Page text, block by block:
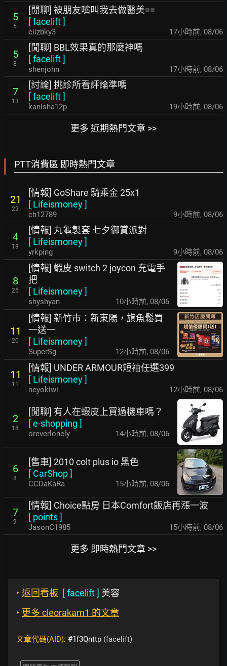
5
5
[閒聊] 被朋友嘴叫我去做醫美==
[facelift]
ciizbky3 17小時前, 08/06
5
8
[閒聊] BBL效果真的那麼神嗎
[facelift]
shenjohn 17小時前, 08/06
7
13
[討論] 挑診所看評論準嗎
[facelift]
kanisha12p 19小時前, 08/06
更多 近期熱門文章 >>
PTT消費區 即時熱門文章
21
22
[情報] GoShare 騎乘金 25x1
[ Lifeismoney]
ch12789 9小時前, 08/06
4
18
[情報] 丸龜製套 七夕御賞派對
[ Lifeismoney]
yrkping 9小時前, 08/06
8
26
[情報] 蝦皮 switch 2 joycon 充電手
把
[ Lifeismoney]
shyshyan 10小時前, 08/06
11
20
[情報] 新竹市：新東陽，旗魚鬆買
一送一
[ Lifeismoney]
SuperSg 12小時前, 08/06
11
11
[情報] UNDER ARMOUR短袖任選399
[ Lifeismoney]
neyokiwi 12小時前, 08/06
2
18
[閒聊] 有人在蝦皮上買過機車嗎？
[e-shopping ]
oreverlonely 14小時前, 08/06
6
8
[售車] 2010 colt plus io 黑色
[ CarShop]
CCDaKaRa 15小時前, 08/06
7
9
[情報] Choice點房 日本Comfort飯店再漲一波
[ points]
JasonC1985 15小時前, 08/06
更多 即時熱門文章 >>
‣ 返回看板 [facelift] 美容
‣ 更多 cleorakam1 的文章
文章代碼(AID): #1f3Qnttp (facelift)